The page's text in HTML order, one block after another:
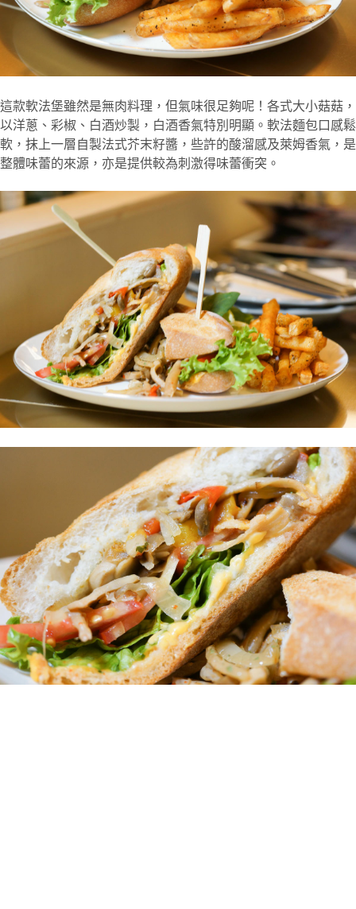
這款軟法堡雖然是無肉料理，但氣味很足夠呢！各式大小菇菇，
以洋蔥、彩椒、白酒炒製，白酒香氣特別明顯。軟法麵包口感鬆
軟，抹上一層自製法式芥末籽醬，些許的酸溜感及萊姆香氣，是
整體味蕾的來源，亦是提供較為刺激得味蕾衝突。